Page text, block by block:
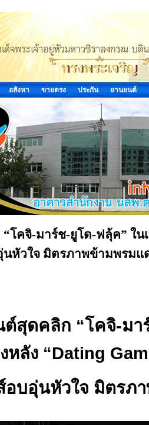
อสังหา ขายตรง ประกัน ยานยนต์
โคจิ-มาร์ช-ยูโด-ฟลุ้ค” ในเ
นหัวใจ มิตรภาพข้ามพรมแ
ต์สุดคลิก “โคจิ-ม
หลัง “Dating
อบอุ่นหัวใจ มิตรภ